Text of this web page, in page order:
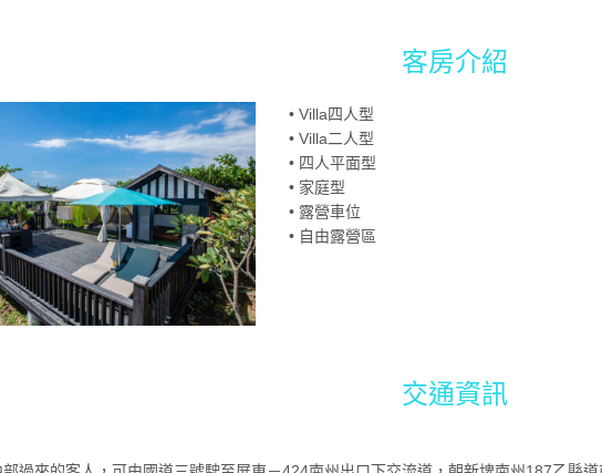
客房介紹
• Villa四人型
• Villa二人型
• 四人平面型
• 家庭型
• 露營車位
• 自由露營區
交通資訊